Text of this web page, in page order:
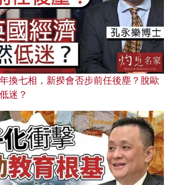
換七相，新揆會否步前任後塵？脫歐
迷？